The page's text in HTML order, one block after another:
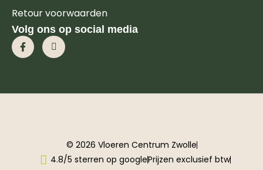
Retour voorwaarden
Volg ons op social media
© 2026 Vloeren Centrum Zwolle
4.8/5 sterren op googlePrijzen exclusief btw